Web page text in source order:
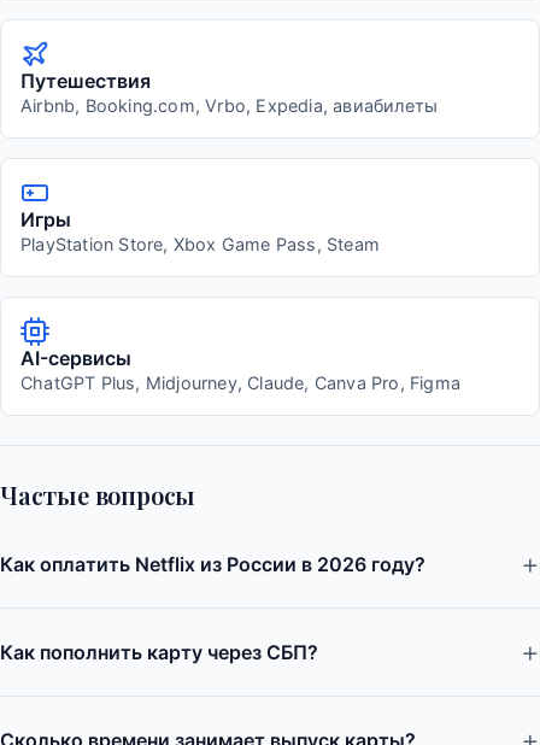
Путешествия
Airbnb, Booking.com, Vrbo, Expedia, авиабилеты
Игры
PlayStation Store, Xbox Game Pass, Steam
AI-сервисы
ChatGPT Plus, Midjourney, Claude, Canva Pro, Figma
Частые вопросы
Как оплатить Netflix из России в 2026 году?
Как пополнить карту через СБП?
Сколько времени занимает выпуск карты?